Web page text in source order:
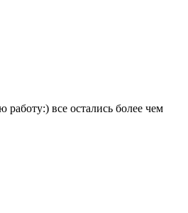
все остались более чем